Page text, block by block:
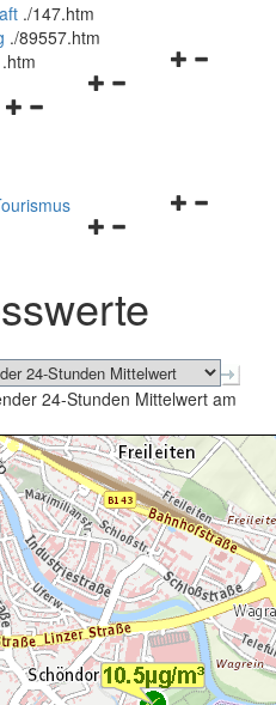
./147.htm
./89557.htm
Navigationsmenü
Navigationsmenü
Navigationsmenü
schließen
24-Stunden Mittelwert am